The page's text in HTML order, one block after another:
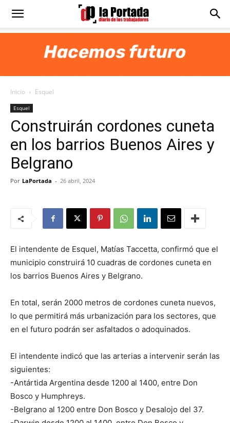
Diario
Portada
Inicio Esquel
Esquel
Construirán cordones cuneta
en los barrios Buenos Aires y
Belgrano
Por LaPortada - 26 abril, 2024
El intendente de Esquel, Matías Taccetta, confirmó que el
municipio construirá 10 cuadras de cordones cuneta en
los barrios Buenos Aires y Belgrano.
En total, serán 2000 metros de cordones cuneta nuevos,
lo que permitirá más urbanización para los sectores, que
en el futuro podrán ser asfaltados o adoquinados.
El intendente indicó que las arterias a intervenir serán las
siguientes:
-Antártida Argentina desde 1200 al 1400, entre Don
Bosco y Humphreys.
-Belgrano al 1200 entre Don Bosco y Desalojo del 37.